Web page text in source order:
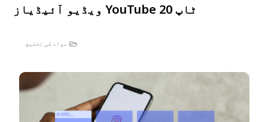
ٹاپ 20 YouTube ویڈیو آئیڈیاز
مواد کی تخلیق